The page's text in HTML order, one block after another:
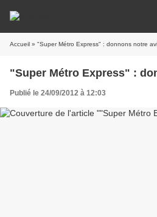
Accueil » "Super Métro Express" : donnons notre
"Super Métro Express" :
Publié le 24/09/2012 à 12:03